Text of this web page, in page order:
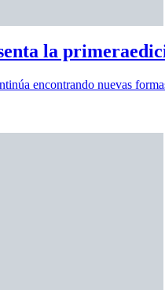
la
encontrando nuevas